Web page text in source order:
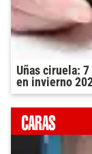
Uñas ciruela:
en invierno